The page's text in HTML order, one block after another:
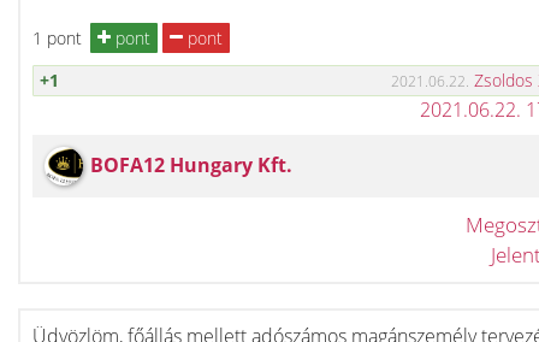
1 pont pont
pont
+1
2021.06.22. Zsoldos
2021.06.22.
BOFA12 Hungary Kft.
Üdvözlöm, főállás mellett adószámos magánszemély